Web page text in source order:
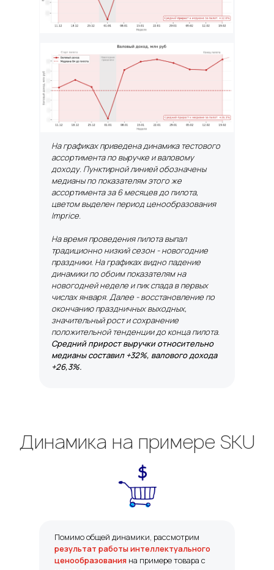
На графиках приведена динамика тестового
ассортимента по выручке и валовому
доходу. Пунктирной линией обозначены
медианы по показателям этого же
ассортимента за 6 месяцев до пилота,
цветом выделен период ценообразования
Imprice.
На время проведения пилота выпал
традиционно низкий сезон - новогодние
праздники. На графиках видно падение
динамики по обоим показателям на
новогодней неделе и пик спада в первых
числах января. Далее - восстановление по
окончанию праздничных выходных,
значительный рост и сохранение
положительной тенденции до конца пилота.
Средний прирост выручки относительно
медианы составил +32%, валового дохода
+26,3%.
Динамика на примере SKU
Помимо общей динамики, рассмотрим
результат работы интеллектуального
ценообразования на примере товара с